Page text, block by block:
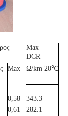
Max
DCR
Max Ω/km 20℃
0,58
343.3
0,61
282.1